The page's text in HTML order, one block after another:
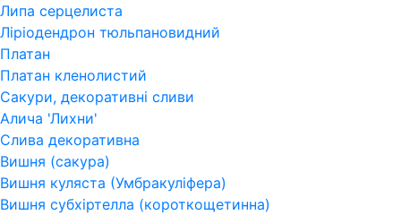
Липа серцелиста
Ліріодендрон тюльпановидний
Платан
Платан кленолистий
Сакури, декоративні сливи
Алича 'Лихни'
Слива декоративна
Вишня (сакура)
Вишня куляста (Умбракуліфера)
Вишня субхіртелла (короткощетинна)